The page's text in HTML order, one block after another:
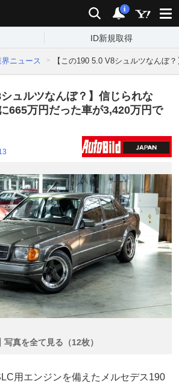
検索 通知
i
ID新規取得
界ニュース 【この190 5.0 V8シュルツなんぼ
シュルツなんぼ？】信じられな
665万円だった車が3,420万円で
写真を全て見る（12枚）
用エンジンを備えたメルセデス190